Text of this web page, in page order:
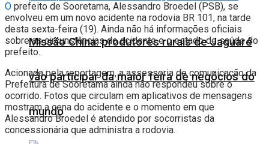
Missão China: produtores rurais de Jaguaré
vão participar da maior feira de negócios do
mundo
O prefeito de Sooretama, Alessandro Broedel (PSB), se
envolveu em um novo acidente na rodovia BR 101, na tarde
desta sexta-feira (19). Ainda não há informações oficiais
sobre as circunstâncias do acidente e o estado de saúde do
prefeito.
Acionada pela reportagem, a assessoria de comunicação da
Prefeitura de Sooretama ainda não respondeu sobre o
ocorrido. Fotos que circulam em aplicativos de mensagens
mostram a cena do acidente e o momento em que
Alessandro Broedel é atendido por socorristas da
concessionária que administra a rodovia.